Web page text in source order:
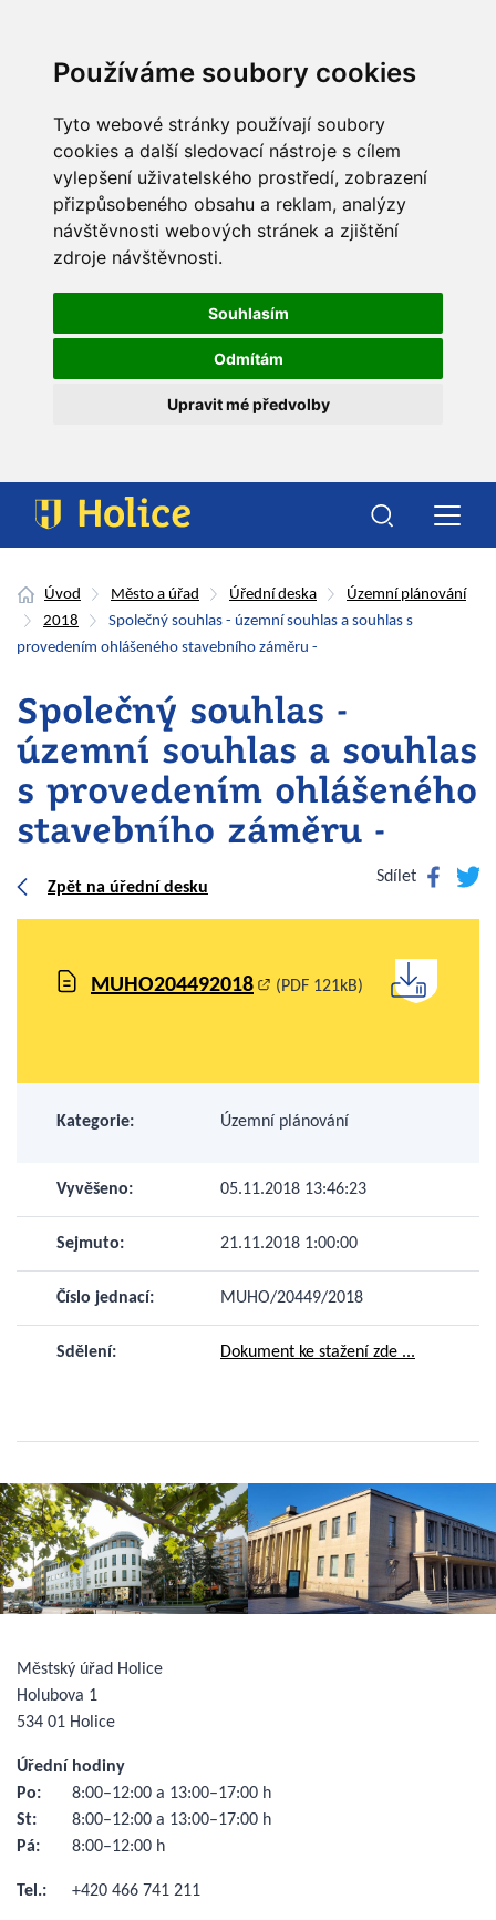
Používáme soubory cookies
Tyto webové stránky používají soubory
cookies a další sledovací nástroje s cílem
vylepšení uživatelského prostředí, zobrazení
přizpůsobeného obsahu a reklam, analýzy
návštěvnosti webových stránek a zjištění
zdroje návštěvnosti.
Souhlasím
Odmítám
Upravit mé předvolby
Úvod Město a úřad Úřední deska
Územní plánování
2018
Společný souhlas - územní souhlas a souhlas s
provedením ohlášeného stavebního záměru -
Společný souhlas -
územní souhlas a souhlas
s provedením ohlášeného
stavebního záměru -
Zpět na úřední desku
Sdílet Facebook
MUHO204492018 (PDF 121kB)
Kategorie: Územní plánování
Vyvěšeno: 05.11.2018 13:46:23
Sejmuto: 21.11.2018 1:00:00
Číslo jednací: MUHO/20449/2018
Sdělení: Dokument ke stažení zde ...
Městský úřad Holice
Holubova 1
534 01 Holice
Úřední hodiny
Po:
8:00–12:00 a 13:00–17:00 h
St:
8:00–12:00 a 13:00–17:00 h
Pá:
8:00–12:00 h
Tel.: +420 466 741 211